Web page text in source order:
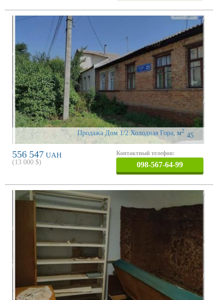
Продажа Дом 1/2 Холодная Гора 45
м2
556 547 UAH
(13 000 $)
Контактный телефон:
098-567-64-99